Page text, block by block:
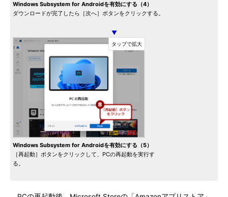
Windows Subsystem for Androidを有効にする（4）
ダウンロードが完了したら［次へ］ボタンをクリックする。
▼
Windows Subsystem for Androidを有効にする（5）
［再起動］ボタンをクリックして、PCの再起動を実行す
る。